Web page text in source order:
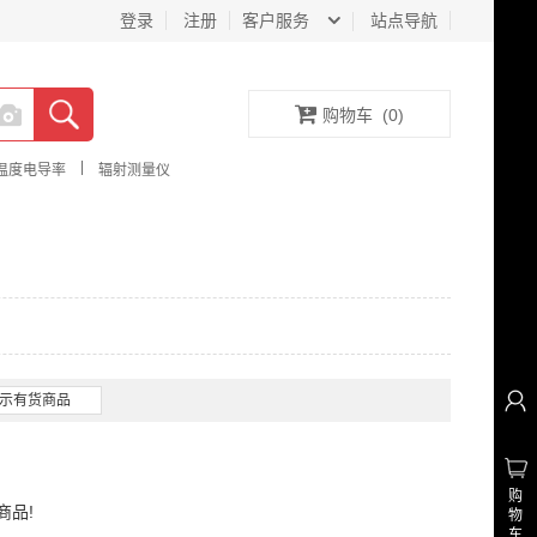
客户服务 站点导航
登录 注册
度电导率 辐射测量仪
购物车 (0)
有货商品
品!
购
物